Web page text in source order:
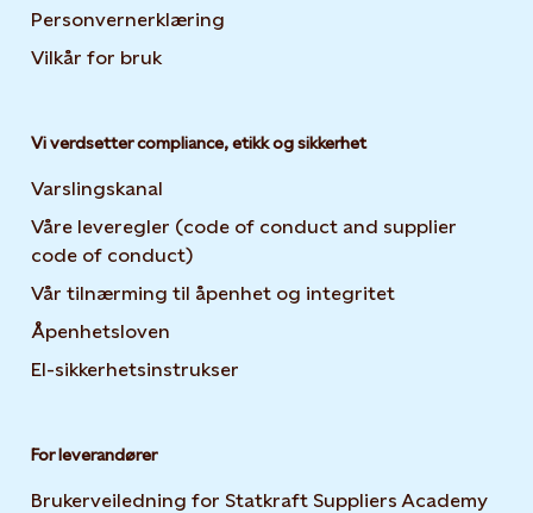
Personvernerklæring
Vilkår for bruk
Vi verdsetter compliance, etikk og sikkerhet
Varslingskanal
Våre leveregler (code of conduct and supplier
code of conduct)
Vår tilnærming til åpenhet og integritet
Åpenhetsloven
El-sikkerhetsinstrukser
For leverandører
Brukerveiledning for Statkraft Suppliers Academy